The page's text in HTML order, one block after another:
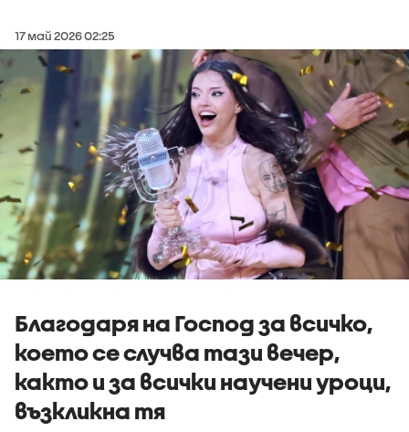
17 май 2026 02:25
Благодаря на Господ за всичко,
което се случва тази вечер,
както и за всички научени уроци,
възкликна тя